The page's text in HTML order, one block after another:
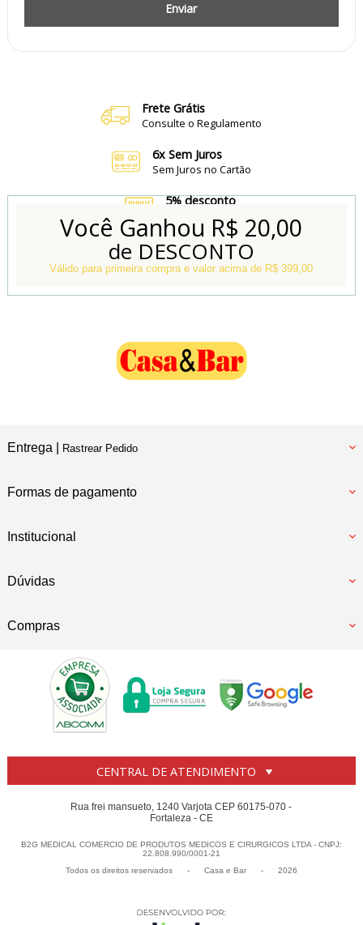
Enviar
Frete Grátis
Consulte o Regulamento
6x Sem Juros
Sem Juros no Cartão
5% desconto
no Boleto e Pix
Conheça também
Nossa Loja Física
Você Ganhou R$ 20,00
de DESCONTO
Válido para primeira compra e valor acima de R$ 399,00
Entrega | Rastrear Pedido
Formas de pagamento
Institucional
Dúvidas
Compras
CENTRAL DE ATENDIMENTO
Rua frei mansueto, 1240 Varjota CEP 60175-070 -
Fortaleza - CE
B2G MEDICAL COMERCIO DE PRODUTOS MEDICOS E CIRURGICOS LTDA - CNPJ:
22.808.990/0001-21
Todos os direitos reservados
- Casa e Bar - 2026